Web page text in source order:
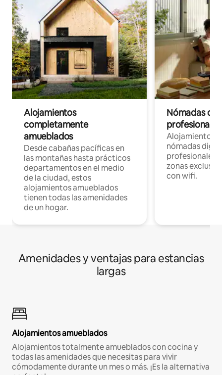
Alojamientos
completamente
amueblados
Desde cabañas pacíficas en
las montañas hasta prácticos
departamentos en el medio
de la ciudad, estos
alojamientos amueblados
tienen todas las amenidades
de un hogar.
Nómadas
Alojamientos
nómadas
profesionales
zonas
con wifi.
Amenidades y ventajas para estancias
largas
Alojamientos amueblados
Alojamientos totalmente amueblados con cocina y
todas las amenidades que necesitas para vivir
cómodamente durante un mes o más. ¡Es la alternativa